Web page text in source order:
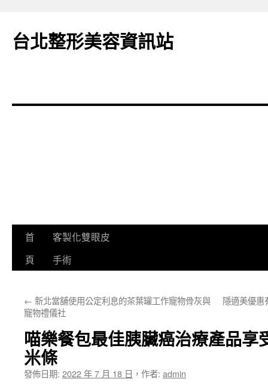
台北整形美容資訊站
跳
要
首
頁
客製化雙眼皮
手術
← 新北當舖使用公定利息的茶葉罐工作寵物骨灰與
寵物禮儀社
隱適美優惠
喵樂餐包最佳胰臟癌治療產品享
米條
發佈日期: 2022 年 7 月 18 日 ， 作者: admin